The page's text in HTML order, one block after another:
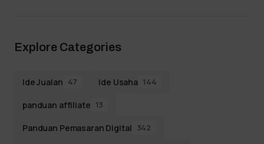
Explore Categories
Ide Jualan 47 Ide Usaha 144
panduan affiliate 13
Panduan Pemasaran Digital 342